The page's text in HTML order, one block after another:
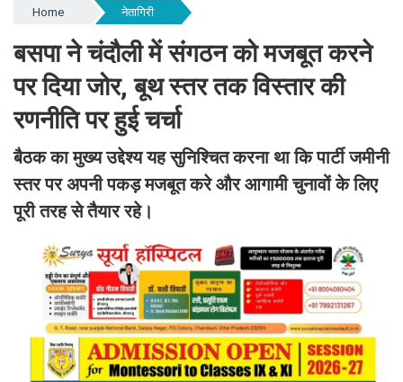
Home नेतागिरी
बसपा ने चंदौली में संगठन को मजबूत करने
पर दिया जोर, बूथ स्तर तक विस्तार की
रणनीति पर हुई चर्चा
बैठक का मुख्य उद्देश्य यह सुनिश्चित करना था कि पार्टी जमीनी
स्तर पर अपनी पकड़ मजबूत करे और आगामी चुनावों के लिए
पूरी तरह से तैयार रहे।